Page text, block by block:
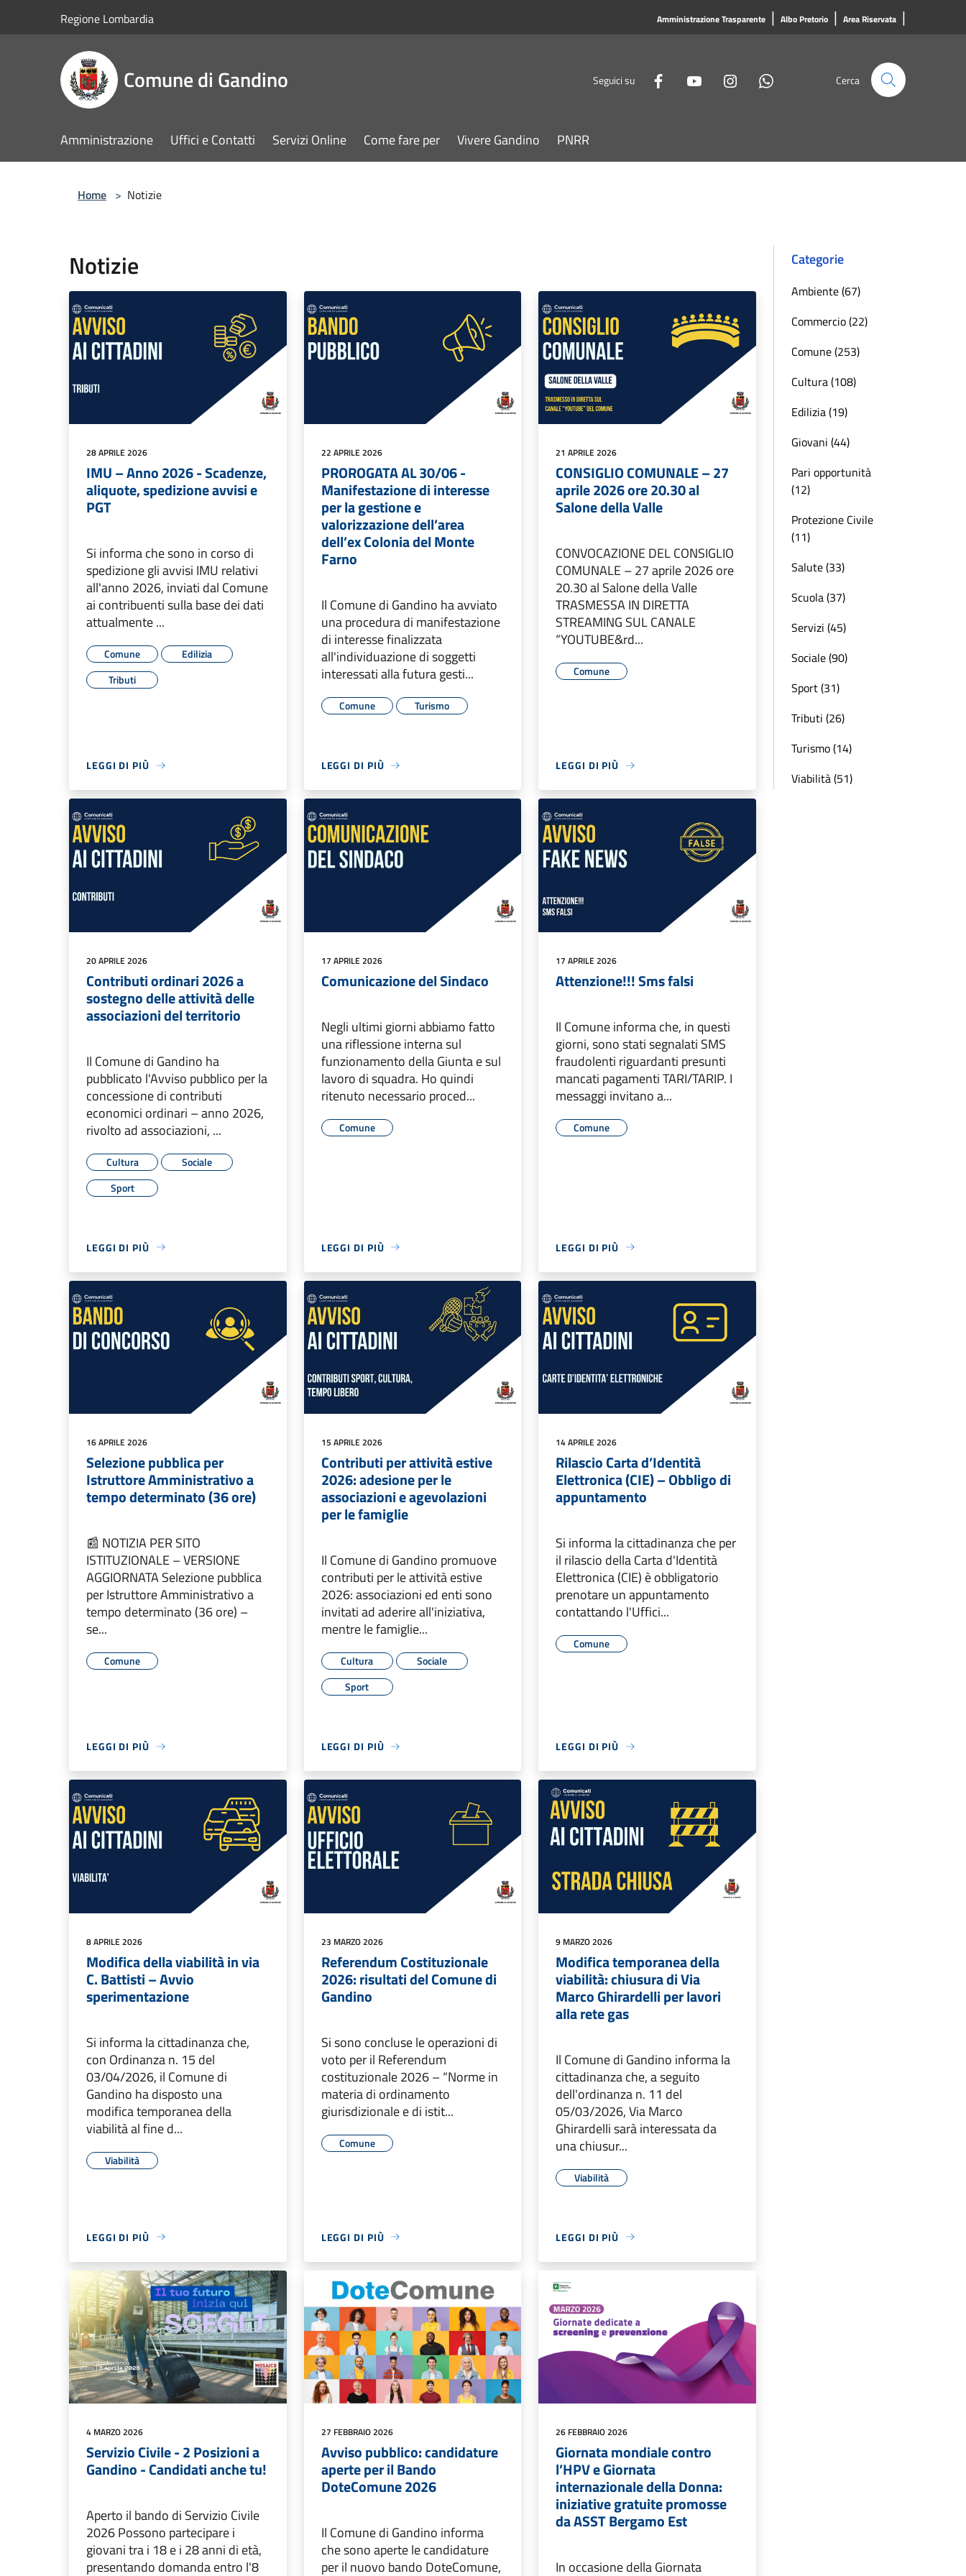
Regione Lombardia Amministrazione Trasparente | Albo Pretorio | Area Riservata |
Comune di Gandino Seguici su Cerca
Amministrazione Uffici e Contatti Servizi Online Come fare per Vivere Gandino PNRR
Home > Notizie
Notizie
28 APRILE 2026
IMU – Anno 2026 - Scadenze,
aliquote, spedizione avvisi e
PGT
Si informa che sono in corso di
spedizione gli avvisi IMU relativi
all'anno 2026, inviati dal Comune
ai contribuenti sulla base dei dati
attualmente ...
Comune
Edilizia
Tributi
LEGGI DI PIÙ
22 APRILE 2026
PROROGATA AL 30/06 -
Manifestazione di interesse
per la gestione e
valorizzazione dell’area
dell’ex Colonia del Monte
Farno
Il Comune di Gandino ha avviato
una procedura di manifestazione
di interesse finalizzata
all'individuazione di soggetti
interessati alla futura gesti...
Comune Turismo
LEGGI DI PIÙ
21 APRILE 2026
CONSIGLIO COMUNALE – 27
aprile 2026 ore 20.30 al
Salone della Valle
CONVOCAZIONE DEL CONSIGLIO
COMUNALE – 27 aprile 2026 ore
20.30 al Salone della Valle
TRASMESSA IN DIRETTA
STREAMING SUL CANALE
“YOUTUBE&rd...
Comune
LEGGI DI PIÙ
20 APRILE 2026
Contributi ordinari 2026 a
sostegno delle attività delle
associazioni del territorio
Il Comune di Gandino ha
pubblicato l'Avviso pubblico per la
concessione di contributi
economici ordinari – anno 2026,
rivolto ad associazioni, ...
Cultura
Sociale
Sport
LEGGI DI PIÙ
17 APRILE 2026
Comunicazione del Sindaco
Negli ultimi giorni abbiamo fatto
una riflessione interna sul
funzionamento della Giunta e sul
lavoro di squadra. Ho quindi
ritenuto necessario proced...
Comune
LEGGI DI PIÙ
17 APRILE 2026
Attenzione!!! Sms falsi
Il Comune informa che, in questi
giorni, sono stati segnalati SMS
fraudolenti riguardanti presunti
mancati pagamenti TARI/TARIP. I
messaggi invitano a...
Comune
LEGGI DI PIÙ
16 APRILE 2026
Selezione pubblica per
Istruttore Amministrativo a
tempo determinato (36 ore)
📰 NOTIZIA PER SITO
ISTITUZIONALE – VERSIONE
AGGIORNATA Selezione pubblica
per Istruttore Amministrativo a
tempo determinato (36 ore) –
se...
Comune
LEGGI DI PIÙ
15 APRILE 2026
Contributi per attività estive
2026: adesione per le
associazioni e agevolazioni
per le famiglie
Il Comune di Gandino promuove
contributi per le attività estive
2026: associazioni ed enti sono
invitati ad aderire all'iniziativa,
mentre le famiglie...
Cultura
Sociale
Sport
LEGGI DI PIÙ
14 APRILE 2026
Rilascio Carta d’Identità
Elettronica (CIE) – Obbligo di
appuntamento
Si informa la cittadinanza che per
il rilascio della Carta d'Identità
Elettronica (CIE) è obbligatorio
prenotare un appuntamento
contattando l'Uffici...
Comune
LEGGI DI PIÙ
8 APRILE 2026
Modifica della viabilità in via
C. Battisti – Avvio
sperimentazione
Si informa la cittadinanza che,
con Ordinanza n. 15 del
03/04/2026, il Comune di
Gandino ha disposto una
modifica temporanea della
viabilità al fine d...
Viabilità
LEGGI DI PIÙ
23 MARZO 2026
Referendum Costituzionale
2026: risultati del Comune di
Gandino
Si sono concluse le operazioni di
voto per il Referendum
costituzionale 2026 – “Norme in
materia di ordinamento
giurisdizionale e di istit...
Comune
LEGGI DI PIÙ
9 MARZO 2026
Modifica temporanea della
viabilità: chiusura di Via
Marco Ghirardelli per lavori
alla rete gas
Il Comune di Gandino informa la
cittadinanza che, a seguito
dell'ordinanza n. 11 del
05/03/2026, Via Marco
Ghirardelli sarà interessata da
una chiusur...
Viabilità
LEGGI DI PIÙ
4 MARZO 2026
Servizio Civile - 2 Posizioni a
Gandino - Candidati anche tu!
Aperto il bando di Servizio Civile
2026 Possono partecipare i
giovani tra i 18 e i 28 anni di età,
presentando domanda entro l'8
27 FEBBRAIO 2026
Avviso pubblico: candidature
aperte per il Bando
DoteComune 2026
Il Comune di Gandino informa
che sono aperte le candidature
per il nuovo bando DoteComune,
26 FEBBRAIO 2026
Giornata mondiale contro
l’HPV e Giornata
internazionale della Donna:
iniziative gratuite promosse
da ASST Bergamo Est
In occasione della Giornata
Categorie
Ambiente (67)
Commercio (22)
Comune (253)
Cultura (108)
Edilizia (19)
Giovani (44)
Pari opportunità
(12)
Protezione Civile
(11)
Salute (33)
Scuola (37)
Servizi (45)
Sociale (90)
Sport (31)
Tributi (26)
Turismo (14)
Viabilità (51)